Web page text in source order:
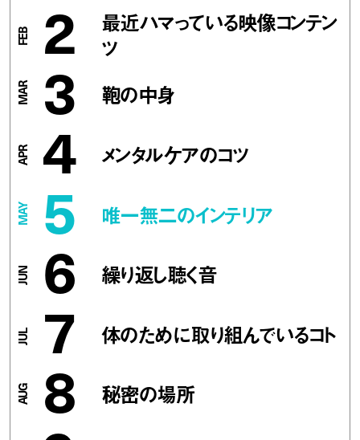
2
最近ハマっている映像コンテン
ツ
3 鞄の中身
4 メンタルケアのコツ
5 唯一無二のインテリア
6 繰り返し聴く音
7 体のために取り組んでいるコト
8 秘密の場所